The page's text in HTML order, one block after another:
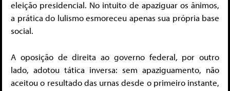
eleição presidencial. No intuito de apaziguar os ânimos,
a prática do lulismo esmoreceu apenas sua própria base
social.
A oposição de direita ao governo federal, por outro
lado, adotou tática inversa: sem apaziguamento, não
aceitou o resultado das urnas desde o primeiro instante,